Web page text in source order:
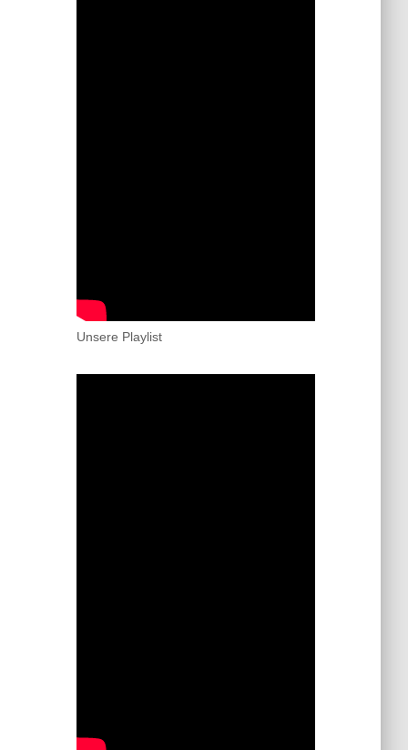
Unsere Playlist